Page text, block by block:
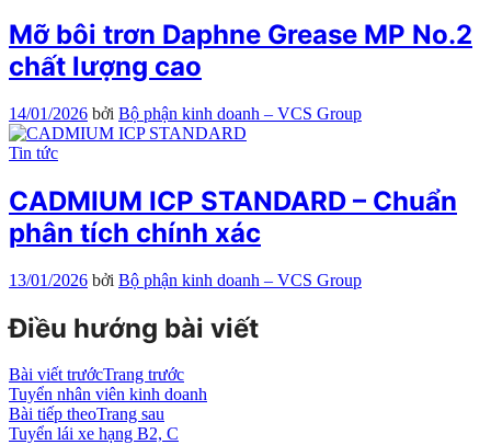
Mỡ bôi trơn Daphne Grease MP No.2
chất lượng cao
14/01/2026 bởi Bộ phận kinh doanh – VCS Group
Tin tức
CADMIUM ICP STANDARD – Chuẩn
phân tích chính xác
13/01/2026 bởi Bộ phận kinh doanh – VCS Group
Điều hướng bài viết
Bài viết trướcTrang trước
Tuyển nhân viên kinh doanh
Bài tiếp theoTrang sau
Tuyển lái xe hạng B2, C